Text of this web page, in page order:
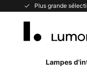
Plus grande
Allez
Lampes